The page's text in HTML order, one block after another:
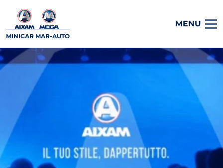
MINICAR MAR-AUTO
MENU